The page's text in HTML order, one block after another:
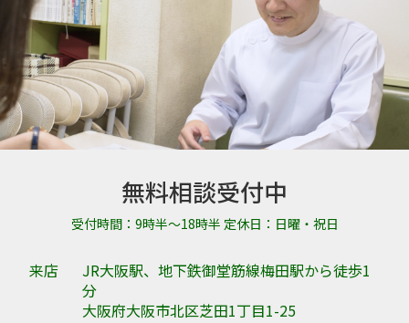
無料相談受付中
受付時間：9時半～18時半 定休日：日曜・祝日
来店
JR大阪駅、地下鉄御堂筋線梅田駅から徒歩1
分
大阪府大阪市北区芝田1丁目1-25